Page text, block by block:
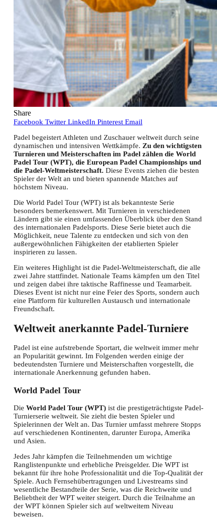
Share
Facebook Twitter LinkedIn Pinterest Email
Padel begeistert Athleten und Zuschauer weltweit durch seine
dynamischen und intensiven Wettkämpfe. Zu den wichtigsten
Turnieren und Meisterschaften im Padel zählen die World
Padel Tour (WPT), die European Padel Championships und
die Padel-Weltmeisterschaft. Diese Events ziehen die besten
Spieler der Welt an und bieten spannende Matches auf
höchstem Niveau.
Die World Padel Tour (WPT) ist als bekannteste Serie
besonders bemerkenswert. Mit Turnieren in verschiedenen
Ländern gibt sie einen umfassenden Überblick über den Stand
des internationalen Padelsports. Diese Serie bietet auch die
Möglichkeit, neue Talente zu entdecken und sich von den
außergewöhnlichen Fähigkeiten der etablierten Spieler
inspirieren zu lassen.
Ein weiteres Highlight ist die Padel-Weltmeisterschaft, die alle
zwei Jahre stattfindet. Nationale Teams kämpfen um den Titel
und zeigen dabei ihre taktische Raffinesse und Teamarbeit.
Dieses Event ist nicht nur eine Feier des Sports, sondern auch
eine Plattform für kulturellen Austausch und internationale
Freundschaft.
Weltweit anerkannte Padel-Turniere
Padel ist eine aufstrebende Sportart, die weltweit immer mehr
an Popularität gewinnt. Im Folgenden werden einige der
bedeutendsten Turniere und Meisterschaften vorgestellt, die
internationale Anerkennung gefunden haben.
World Padel Tour
Die World Padel Tour (WPT) ist die prestigeträchtigste Padel-
Turnierserie weltweit. Sie zieht die besten Spieler und
Spielerinnen der Welt an. Das Turnier umfasst mehrere Stopps
auf verschiedenen Kontinenten, darunter Europa, Amerika
und Asien.
Jedes Jahr kämpfen die Teilnehmenden um wichtige
Ranglistenpunkte und erhebliche Preisgelder. Die WPT ist
bekannt für ihre hohe Professionalität und die Top-Qualität der
Spiele. Auch Fernsehübertragungen und Livestreams sind
wesentliche Bestandteile der Serie, was die Reichweite und
Beliebtheit der WPT weiter steigert. Durch die Teilnahme an
der WPT können Spieler sich auf weltweitem Niveau
beweisen.